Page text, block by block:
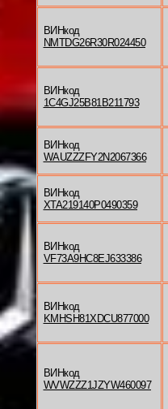
ВИНкод
NMTDG26R30R024450
ВИНкод
1C4GJ25B81B211793
ВИНкод
WAUZZZFY2N2067366
ВИНкод
XTA219140P0490359
ВИНкод
VF73A9HC8EJ633386
ВИНкод
KMHSH81XDCU877000
ВИНкод
WVWZZZ1JZYW460097